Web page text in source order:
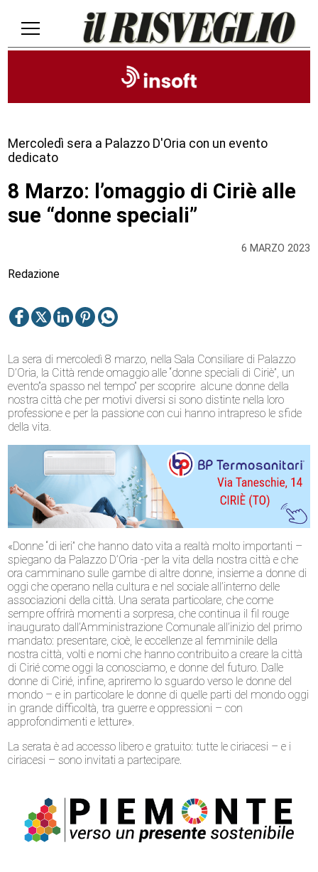
6 MARZO 2023
Mercoledì sera a Palazzo D'Oria con un evento
dedicato
8 Marzo: l’omaggio di Ciriè alle
sue “donne speciali”
Redazione
La sera di mercoledì 8 marzo, nella Sala Consiliare di Palazzo
D’Oria, la Città rende omaggio alle “donne speciali di Ciriè”, un
evento”a spasso nel tempo” per scoprire alcune donne della
nostra città che per motivi diversi si sono distinte nella loro
professione e per la passione con cui hanno intrapreso le sfide
della vita.
«Donne “di ieri” che hanno dato vita a realtà molto importanti –
spiegano da Palazzo D’Oria -per la vita della nostra città e che
ora camminano sulle gambe di altre donne, insieme a donne di
oggi che operano nella cultura e nel sociale all’interno delle
associazioni della città. Una serata particolare, che come
sempre offrirà momenti a sorpresa, che continua il fil rouge
inaugurato dall’Amministrazione Comunale all’inizio del primo
mandato: presentare, cioè, le eccellenze al femminile della
nostra città, volti e nomi che hanno contribuito a creare la città
di Cirié come oggi la conosciamo, e donne del futuro. Dalle
donne di Cirié, infine, apriremo lo sguardo verso le donne del
mondo – e in particolare le donne di quelle parti del mondo oggi
in grande difficoltà, tra guerre e oppressioni – con
approfondimenti e letture».
La serata è ad accesso libero e gratuito: tutte le ciriacesi – e i
ciriacesi – sono invitati a partecipare.